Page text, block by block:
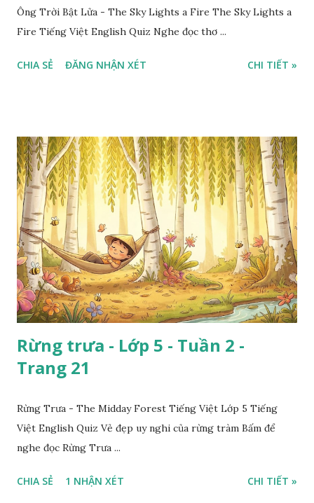
Ông Trời Bật Lửa - The Sky Lights a Fire The Sky Lights a
Fire Tiếng Việt English Quiz Nghe đọc thơ ...
CHIA SẺ ĐĂNG NHẬN XÉT CHI TIẾT »
Rừng trưa - Lớp 5 - Tuần 2 -
Trang 21
Rừng Trưa - The Midday Forest Tiếng Việt Lớp 5 Tiếng
Việt English Quiz Vẻ đẹp uy nghi của rừng tràm Bấm để
nghe đọc Rừng Trưa ...
CHIA SẺ 1 NHẬN XÉT CHI TIẾT »